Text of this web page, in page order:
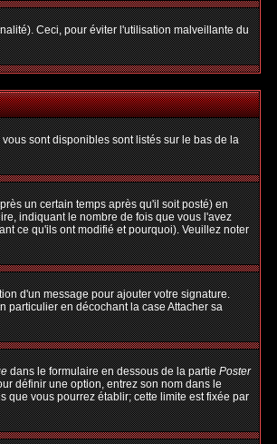
Ceci, pour éviter l'utilisation malveillante du
sont disponibles sont listés sur le bas de la
un certain temps après qu'il soit posté) en
indiquant le nombre de fois que vous l'avez
ce qu'ils ont modifié et pourquoi). Veuillez noter
d'un message pour ajouter votre signature.
particulier en décochant la case Attacher sa
dans le formulaire en dessous de la partiePoster
définir une option, entrez son nom dans le
que vous pourrez établir; cette limite est fixée par